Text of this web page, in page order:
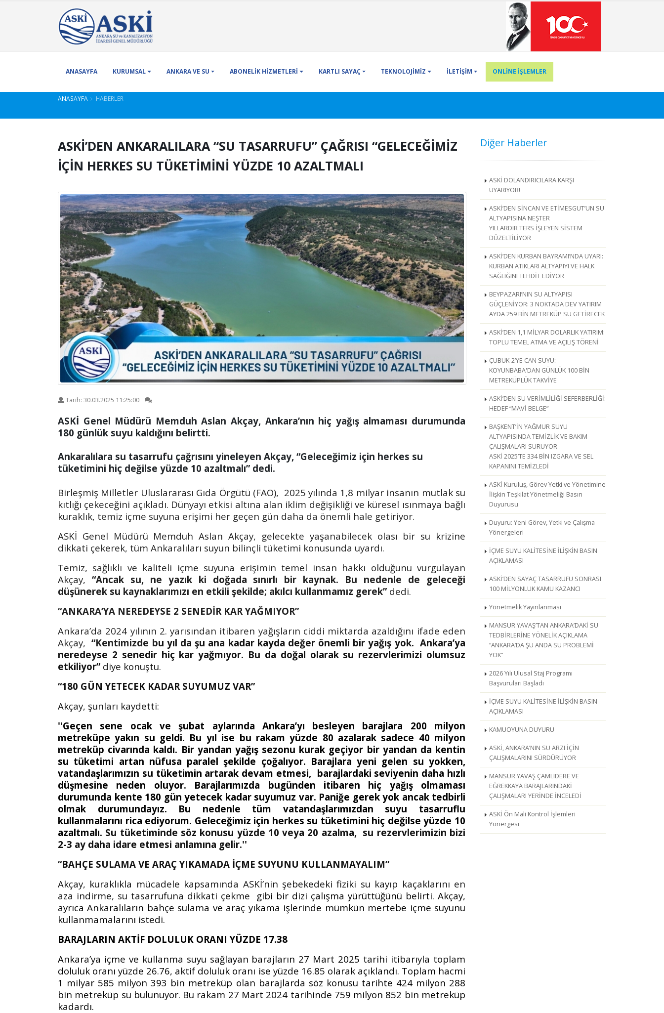
ANASAYFA KURUMSAL ANKARA VE SU ABONELİK HİZMETLERİ KARTLI SAYAÇ TEKNOLOJİMİZ İLETİŞİM ONLİNE İŞLEMLER
ANASAYFA HABERLER
ASKİ’DEN ANKARALILARA “SU TASARRUFU” ÇAĞRISI “GELECEĞİMİZ
İÇİN HERKES SU TÜKETİMİNİ YÜZDE 10 AZALTMALI
Tarih: 30.03.2025 11:25:00
ASKİ Genel Müdürü Memduh Aslan Akçay, Ankara’nın hiç yağış almaması durumunda
180 günlük suyu kaldığını belirtti.
Ankaralılara su tasarrufu çağrısını yineleyen Akçay, “Geleceğimiz için herkes su
tüketimini hiç değilse yüzde 10 azaltmalı” dedi.
Birleşmiş Milletler Uluslararası Gıda Örgütü (FAO), 2025 yılında 1,8 milyar insanın mutlak su
kıtlığı çekeceğini açıkladı. Dünyayı etkisi altına alan iklim değişikliği ve küresel ısınmaya bağlı
kuraklık, temiz içme suyuna erişimi her geçen gün daha da önemli hale getiriyor.
ASKİ Genel Müdürü Memduh Aslan Akçay, gelecekte yaşanabilecek olası bir su krizine
dikkati çekerek, tüm Ankaralıları suyun bilinçli tüketimi konusunda uyardı.
Temiz, sağlıklı ve kaliteli içme suyuna erişimin temel insan hakkı olduğunu vurgulayan
Akçay, “Ancak su, ne yazık ki doğada sınırlı bir kaynak.
Bu nedenle de geleceği
düşünerek su kaynaklarımızı en etkili şekilde; akılcı kullanmamız gerek” dedi.
“ANKARA’YA NEREDEYSE 2 SENEDİR KAR YAĞMIYOR”
Ankara’da 2024 yılının 2. yarısından itibaren yağışların ciddi miktarda azaldığını ifade eden
Akçay, “Kentimizde bu yıl da şu ana kadar kayda değer önemli bir yağış yok. Ankara’ya
neredeyse 2 senedir hiç kar yağmıyor. Bu da doğal olarak su rezervlerimizi olumsuz
etkiliyor” diye konuştu.
“180 GÜN YETECEK KADAR SUYUMUZ VAR”
Akçay, şunları kaydetti:
''Geçen sene ocak ve şubat aylarında Ankara’yı besleyen barajlara 200 milyon
metreküpe yakın su geldi. Bu yıl ise bu rakam yüzde 80 azalarak sadece 40 milyon
metreküp civarında kaldı. Bir yandan yağış sezonu kurak geçiyor bir yandan da kentin
su tüketimi artan nüfusa paralel şekilde çoğalıyor. Barajlara yeni gelen su yokken,
vatandaşlarımızın su tüketimin artarak devam etmesi, barajlardaki seviyenin daha hızlı
düşmesine neden oluyor. Barajlarımızda bugünden itibaren hiç yağış olmaması
durumunda kente 180 gün yetecek kadar suyumuz var. Paniğe gerek yok ancak tedbirli
olmak durumundayız. Bu nedenle tüm vatandaşlarımızdan suyu tasarruflu
kullanmalarını rica ediyorum. Geleceğimiz için herkes su tüketimini hiç değilse yüzde 10
azaltmalı. Su tüketiminde söz konusu yüzde 10 veya 20 azalma, su rezervlerimizin bizi
2-3 ay daha idare etmesi anlamına gelir.''
“BAHÇE SULAMA VE ARAÇ YIKAMADA İÇME SUYUNU KULLANMAYALIM”
Akçay, kuraklıkla mücadele kapsamında ASKİ’nin şebekedeki fiziki su kayıp kaçaklarını en
aza indirme, su tasarrufuna dikkati çekme
gibi bir dizi çalışma yürüttüğünü belirti. Akçay,
ayrıca Ankaralıların bahçe sulama ve araç yıkama işlerinde mümkün mertebe içme suyunu
kullanmamalarını istedi.
BARAJLARIN AKTİF DOLULUK ORANI YÜZDE 17.38
Ankara’ya içme ve kullanma suyu sağlayan barajların 27 Mart 2025 tarihi itibarıyla toplam
doluluk oranı yüzde 26.76, aktif doluluk oranı ise yüzde 16.85 olarak açıklandı. Toplam hacmi
1 milyar 585 milyon 393 bin metreküp olan barajlarda söz konusu tarihte 424 milyon 288
bin metreküp su bulunuyor. Bu rakam 27 Mart 2024 tarihinde 759 milyon 852 bin metreküp
kadardı.
Diğer Haberler
ASKİ DOLANDIRICILARA KARŞI
UYARIYOR!
ASKİ’DEN SİNCAN VE ETİMESGUT’UN SU
ALTYAPISINA NEŞTER
YILLARDIR TERS İŞLEYEN SİSTEM
DÜZELTİLİYOR
ASKİ’DEN KURBAN BAYRAMI’NDA UYARI:
KURBAN ATIKLARI ALTYAPIYI VE HALK
SAĞLIĞINI TEHDİT EDİYOR
BEYPAZARI’NIN SU ALTYAPISI
GÜÇLENİYOR: 3 NOKTADA DEV YATIRIM
AYDA 259 BİN METREKÜP SU GETİRECEK
ASKİ’DEN 1,1 MİLYAR DOLARLIK YATIRIM:
TOPLU TEMEL ATMA VE AÇILIŞ TÖRENİ
ÇUBUK-2’YE CAN SUYU:
KOYUNBABA'DAN GÜNLÜK 100 BİN
METREKÜPLÜK TAKVİYE
ASKİ’DEN SU VERİMLİLİĞİ SEFERBERLİĞİ:
HEDEF “MAVİ BELGE”
BAŞKENT’İN YAĞMUR SUYU
ALTYAPISINDA TEMİZLİK VE BAKIM
ÇALIŞMALARI SÜRÜYOR
ASKİ 2025’TE 334 BİN IZGARA VE SEL
KAPANINI TEMİZLEDİ
ASKİ Kuruluş, Görev Yetki ve Yönetimine
İlişkin Teşkilat Yönetmeliği Basın
Duyurusu
Duyuru: Yeni Görev, Yetki ve Çalışma
Yönergeleri
İÇME SUYU KALİTESİNE İLİŞKİN BASIN
AÇIKLAMASI
ASKİ’DEN SAYAÇ TASARRUFU SONRASI
100 MİLYONLUK KAMU KAZANCI
Yönetmelik Yayınlanması
MANSUR YAVAŞ’TAN ANKARA’DAKİ SU
TEDBİRLERİNE YÖNELİK AÇIKLAMA
“ANKARA’DA ŞU ANDA SU PROBLEMİ
YOK”
2026 Yılı Ulusal Staj Programı
Başvuruları Başladı
İÇME SUYU KALİTESİNE İLİŞKİN BASIN
AÇIKLAMASI
KAMUOYUNA DUYURU
ASKİ, ANKARA’NIN SU ARZI İÇİN
ÇALIŞMALARINI SÜRDÜRÜYOR
MANSUR YAVAŞ ÇAMLIDERE VE
EĞREKKAYA BARAJLARINDAKİ
ÇALIŞMALARI YERİNDE İNCELEDİ
ASKİ Ön Mali Kontrol İşlemleri
Yönergesi